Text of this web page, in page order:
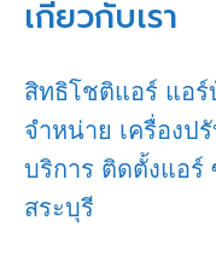
เกี่ยวกับเรา
สิทธิโชติแอร์ แอร์
จำหน่าย เครื่องป
บริการ ติดตั้งแอร์
สระบุรี